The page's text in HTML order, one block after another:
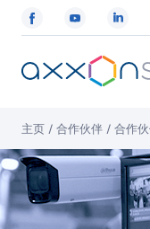
主页 / 合作伙伴 / 合作